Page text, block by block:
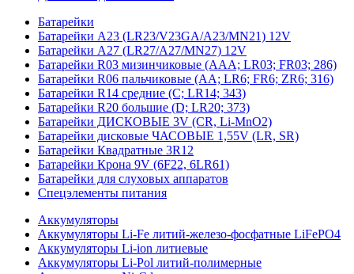
Батарейки
Батарейки A23 (LR23/V23GA/A23/MN21) 12V
Батарейки A27 (LR27/A27/MN27) 12V
Батарейки R03 мизинчиковые (AAA; LR03; FR03; 286)
Батарейки R06 пальчиковые (AA; LR6; FR6; ZR6; 316)
Батарейки R14 средние (C; LR14; 343)
Батарейки R20 большие (D; LR20; 373)
Батарейки ДИСКОВЫЕ 3V (CR, Li-MnO2)
Батарейки дисковые ЧАСОВЫЕ 1,55V (LR, SR)
Батарейки Квадратные 3R12
Батарейки Крона 9V (6F22, 6LR61)
Батарейки для слуховых аппаратов
Спецэлементы питания
Аккумуляторы
Аккумуляторы Li-Fe литий-железо-фосфатные LiFePO4
Аккумуляторы Li-ion литиевые
Аккумуляторы Li-Pol литий-полимерные